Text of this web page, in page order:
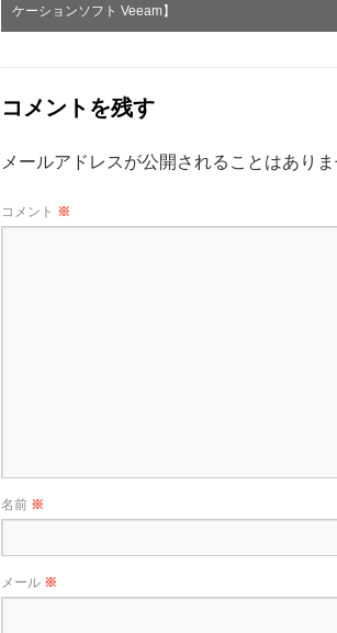
ケーションソフト Veeam】
コメントを残す
メールアドレスが公開されることはありま
コメント ※
名前 ※
メール ※